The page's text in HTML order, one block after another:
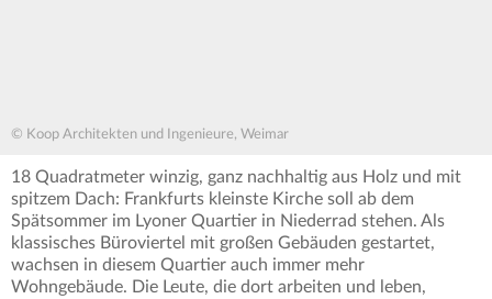
© Koop Architekten und Ingenieure, Weimar
18 Quadratmeter winzig, ganz nachhaltig aus Holz und mit
spitzem Dach: Frankfurts kleinste Kirche soll ab dem
Spätsommer im Lyoner Quartier in Niederrad stehen. Als
klassisches Büroviertel mit großen Gebäuden gestartet,
wachsen in diesem Quartier auch immer mehr
Wohngebäude. Die Leute, die dort arbeiten und leben,